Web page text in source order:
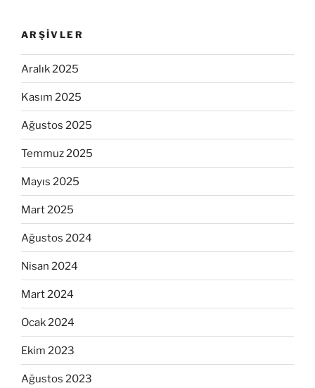
ARŞIVLER
Aralık 2025
Kasım 2025
Ağustos 2025
Temmuz 2025
Mayıs 2025
Mart 2025
Ağustos 2024
Nisan 2024
Mart 2024
Ocak 2024
Ekim 2023
Ağustos 2023